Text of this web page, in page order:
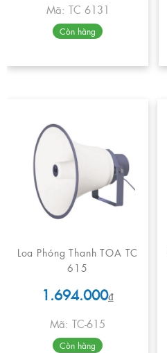
Mã: TC 6131
Còn hàng
Loa Phóng Thanh TOA TC
615
1.694.000₫
Mã: TC-615
Còn hàng